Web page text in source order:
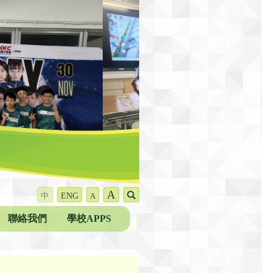
中 ENG A A
聯絡我們 學校APPS